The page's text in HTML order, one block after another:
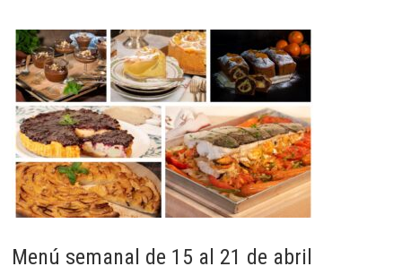
Menú semanal de 15 al 21 de abril